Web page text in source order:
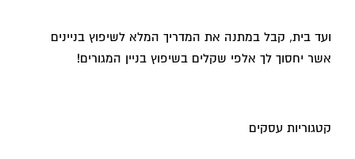
ועד בית, קבל במתנה את המדריך המלא לשיפוץ בניינים
אשר יחסוך לך אלפי שקלים בשיפוץ בניין המגורים!
קטגוריות עסקים